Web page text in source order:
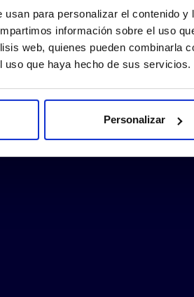
para personalizar el contenido
información sobre el uso
web, quienes pueden combinarla
uso que haya hecho de sus servicios.
Personalizar